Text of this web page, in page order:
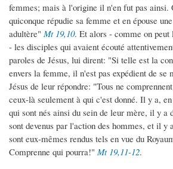
femmes; mais à l'origine il n'en fut pas ainsi.
quiconque répudie sa femme et en épouse
adultère" Mt 19,10. Et alors - comme on peut
- les disciples qui avaient écouté
paroles de Jésus, lui dirent: "Si telle est la
envers la femme, il n'est pas expédient de se
Jésus de leur répondre: "Tous ne
ceux-là seulement à qui c'est donné. Il y a,
qui sont nés ainsi du sein de leur mère, il y a
sont devenus par l'action des hommes, et il y
sont eux-mêmes rendus tels en vue du
Comprenne qui pourra!" Mt 19,11-12.